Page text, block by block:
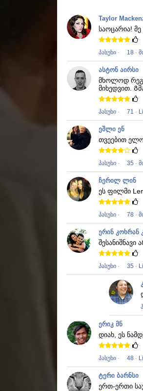
Taylor
საოცარია! მე
პასუხი · 18 ·
ასტონ აირსი
მხოლოდ
მიხედვით.
პასუხი · 71 ·
ეშლი ენ
თვეებით
პასუხი · 35 ·
ჩერილ ლინ
ეს ფილმი
პასუხი · 78 ·
ერინ კოხრან
პასუხი · 35 ·
ერიკ მნ
დიახ, ეს
პასუხი · 48 ·
ტერი ბარნსი
ერთ-ერთი